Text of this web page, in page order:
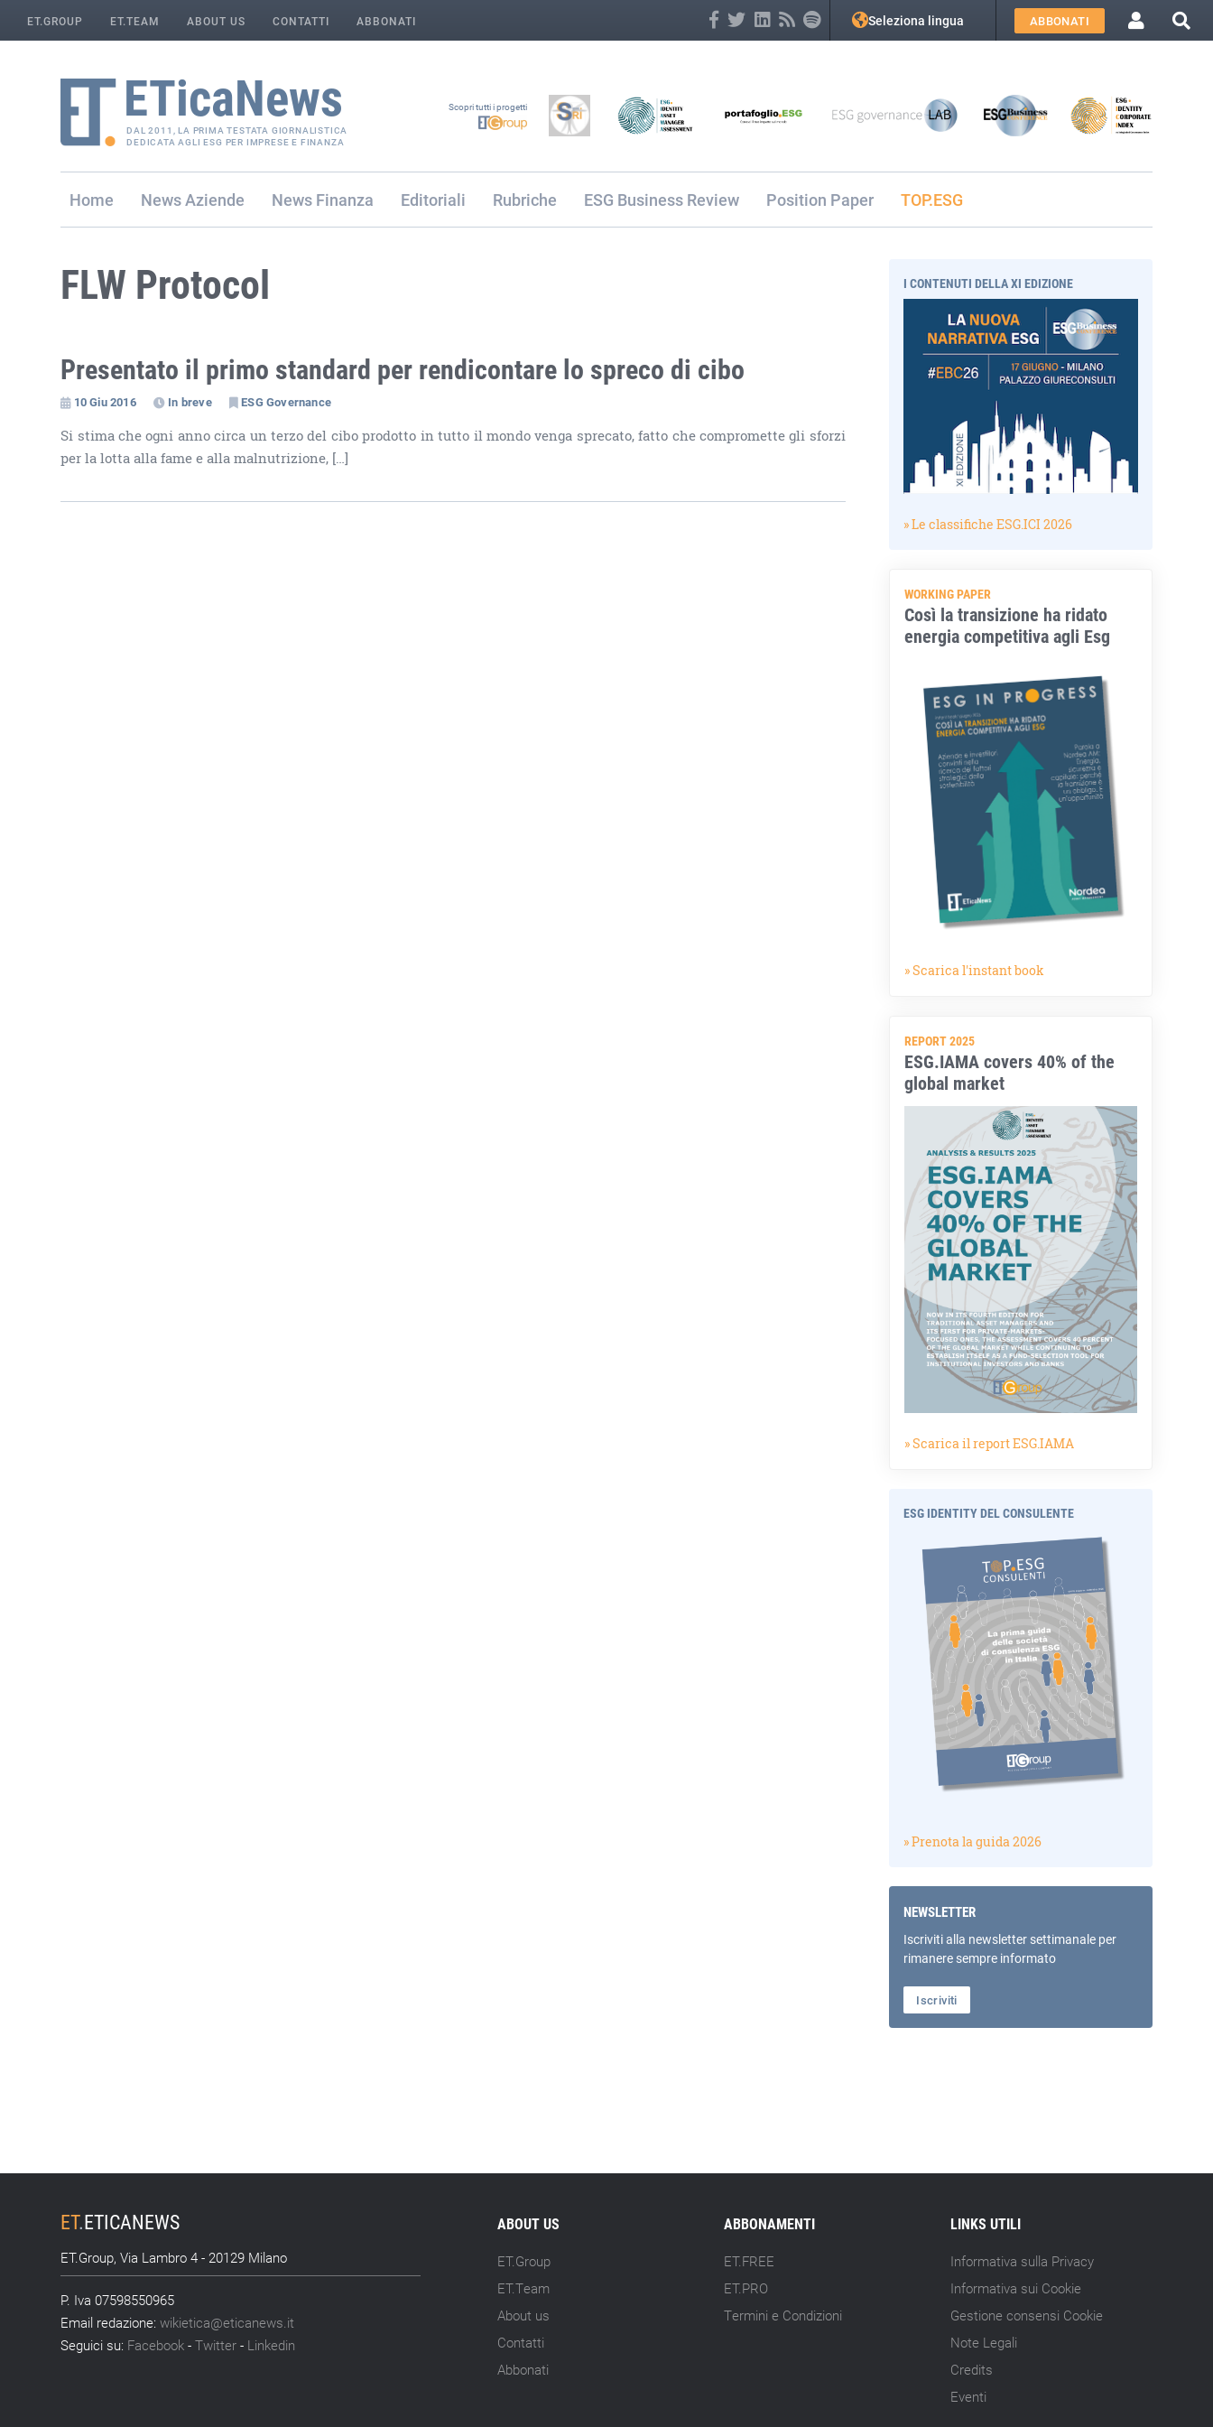
ET.GROUP ET.TEAM ABOUT US CONTATTI ABBONATI Seleziona lingua ABBONATI
DAL 2011, LA PRIMA TESTATA GIORNALISTICA
DEDICATA AGLI ESG PER IMPRESE E FINANZA
Scopri tutti i progetti
Home Aziende Finanza Editoriali Rubriche ESG Business Review Position Paper TOP.ESG
FLW Protocol
Presentato il primo standard per rendicontare lo spreco di cibo
10 Giu 2016 In breve ESG Governance
Si stima che ogni anno circa un terzo del cibo prodotto in tutto il mondo venga sprecato, fatto che compromette gli sforzi
per la lotta alla fame e alla malnutrizione, […]
I CONTENUTI DELLA XI EDIZIONE
» Le classifiche ESG.ICI 2026
WORKING PAPER
Così la transizione ha ridato
energia competitiva agli Esg
» Scarica l'instant book
REPORT 2025
ESG.IAMA covers 40% of the
global market
» Scarica il report ESG.IAMA
ESG IDENTITY DEL CONSULENTE
» Prenota la guida 2026
NEWSLETTER
Iscriviti alla newsletter settimanale per
rimanere sempre informato
Iscriviti
ET.ETICANEWS
ET.Group, Via Lambro 4 - 20129 Milano
P. Iva 07598550965
Email redazione:wikietica@eticanews.it
Seguici su: Facebook -Twitter - Linkedin
ABOUT US
ET.Group
ET.Team
About us
Contatti
Abbonati
ABBONAMENTI
ET.FREE
ET.PRO
Termini e Condizioni
LINKS UTILI
Informativa sulla Privacy
Informativa sui Cookie
Gestione consensi Cookie
Note Legali
Credits
Eventi